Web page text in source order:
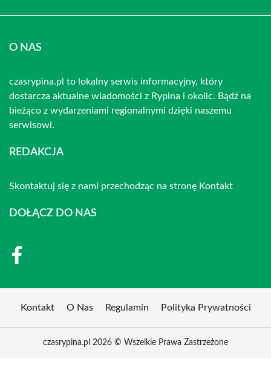
O NAS
czasrypina.pl to lokalny serwis informacyjny, który
dostarcza aktualne wiadomości z Rypina i okolic. Bądź na
bieżąco z wydarzeniami regionalnymi dzięki naszemu
serwisowi.
REDAKCJA
Skontaktuj się z nami przechodząc na stronę Kontakt
DOŁĄCZ DO NAS
Kontakt O Nas Regulamin Polityka Prywatności
czasrypina.pl 2026 © Wszelkie Prawa Zastrzeżone